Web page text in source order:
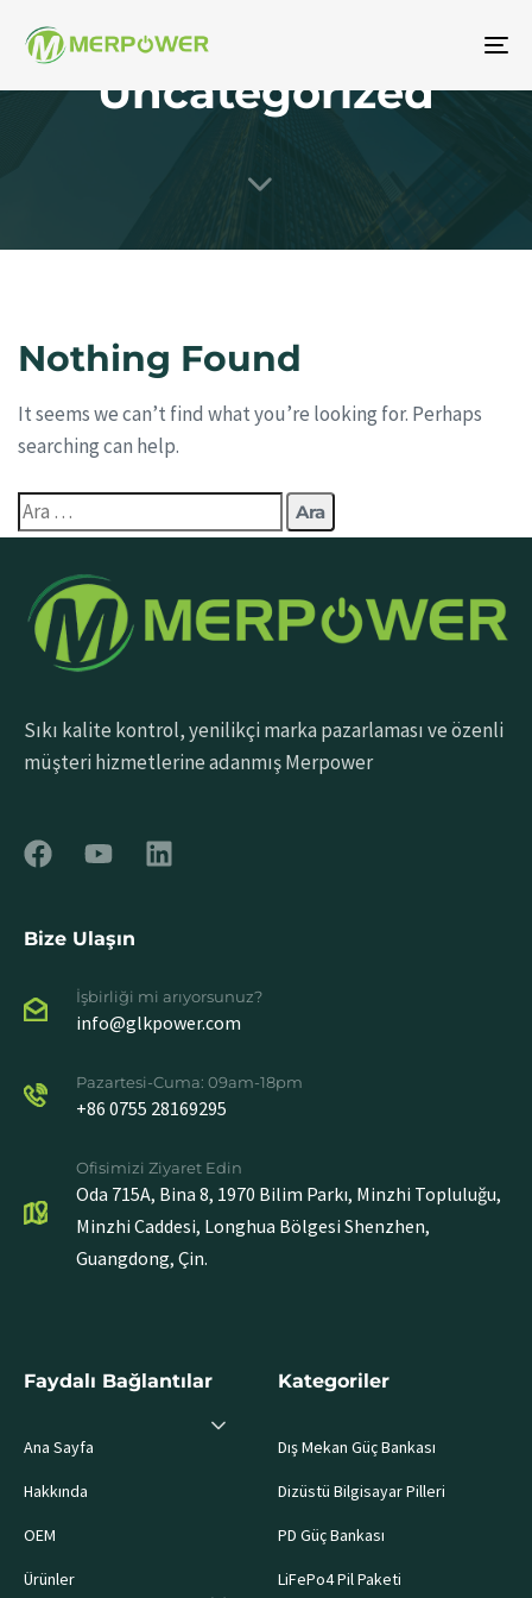
aç
Uncategorized
Nothing Found
It seems we can’t find what you’re looking for. Perhaps
searching can help.
Sıkı kalite kontrol, yenilikçi marka pazarlaması ve özenli
müşteri hizmetlerine adanmış Merpower
Bize Ulaşın
İşbirliği mi arıyorsunuz?
info@glkpower.com
Pazartesi-Cuma: 09am-18pm
+86 0755 28169295
Ofisimizi Ziyaret Edin
Oda 715A, Bina 8, 1970 Bilim Parkı, Minzhi Topluluğu,
Minzhi Caddesi, Longhua Bölgesi Shenzhen,
Guangdong, Çin.
Faydalı Bağlantılar
Ana Sayfa
Hakkında
OEM
Ürünler
Kategoriler
Dış Mekan Güç Bankası
Dizüstü Bilgisayar Pilleri
PD Güç Bankası
LiFePo4 Pil Paketi